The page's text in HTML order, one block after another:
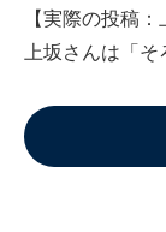
【実際の投稿
上坂さんは「